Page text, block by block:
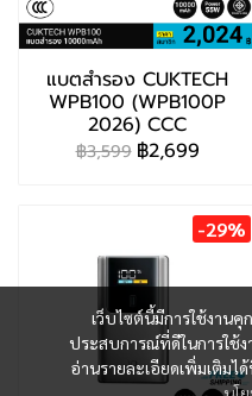
แบตสำรอง CUKTECH
WPB100 (WPB100P
2026) CCC
฿3,599 ฿2,699
-29%
เว็บไซต์นี้มีการใช้งาน
ประสบการณ์ที่ดีในการใช้
อ่านรายละเอียดเพิ่มเติมไ